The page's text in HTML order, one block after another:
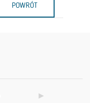
POWRÓT
►